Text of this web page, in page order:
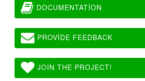
DOCUMENTATION
PROVIDE FEEDBACK
JOIN THE PROJECT!